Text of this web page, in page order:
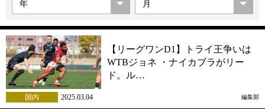
【リーグワンD1】トライ王争いは
WTBジョネ ・ナイカブラがリー
ド。ル…
国内 2025.03.04 編集部